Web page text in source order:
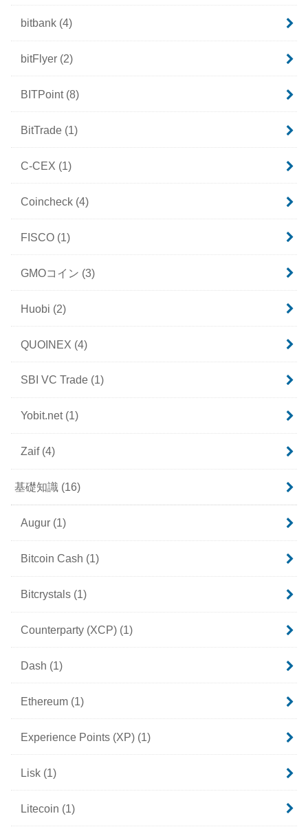
bitbank (4)
bitFlyer (2)
BITPoint (8)
BitTrade (1)
C-CEX (1)
Coincheck (4)
FISCO (1)
GMOコイン (3)
Huobi (2)
QUOINEX (4)
SBI VC Trade (1)
Yobit.net (1)
Zaif (4)
基礎知識 (16)
Augur (1)
Bitcoin Cash (1)
Bitcrystals (1)
Counterparty (XCP) (1)
Dash (1)
Ethereum (1)
Experience Points (XP) (1)
Lisk (1)
Litecoin (1)